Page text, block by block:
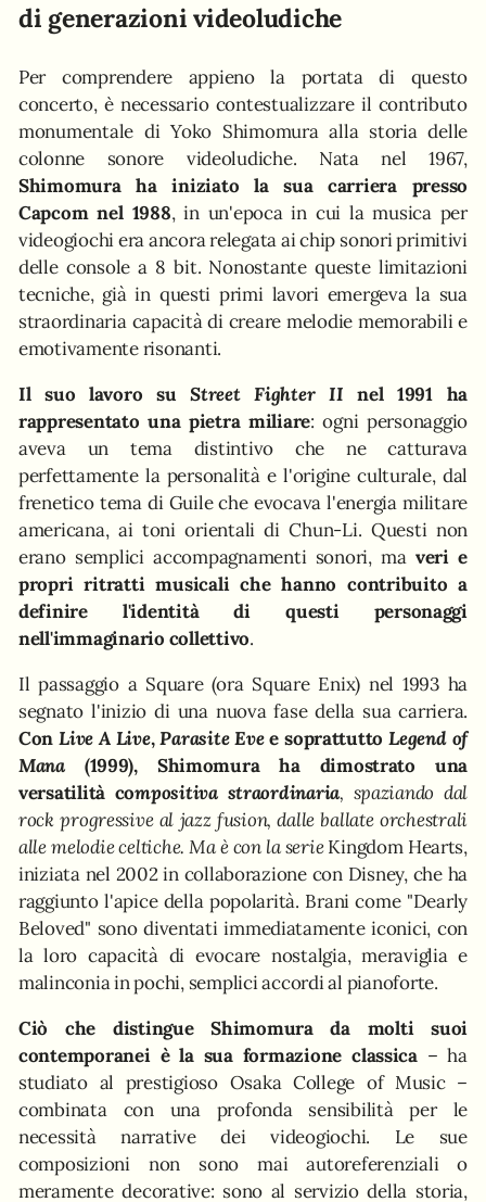
di generazioni videoludiche
Per comprendere appieno la portata di questo
concerto, è necessario contestualizzare il contributo
monumentale di Yoko Shimomura alla storia delle
colonne sonore videoludiche. Nata nel 1967,
Shimomura ha iniziato la sua carriera presso
Capcom nel 1988, in un'epoca in cui la musica per
videogiochi era ancora relegata ai chip sonori primitivi
delle console a 8 bit. Nonostante queste limitazioni
tecniche, già in questi primi lavori emergeva la sua
straordinaria capacità di creare melodie memorabili e
emotivamente risonanti.
Il suo lavoro suStreet Fighter II nel 1991 ha
rappresentato una pietra miliare: ogni personaggio
aveva un tema distintivo che ne catturava
perfettamente la personalità e l'origine culturale, dal
frenetico tema di Guile che evocava l'energia militare
americana, ai toni orientali di Chun-Li. Questi non
erano semplici accompagnamenti sonori, ma veri e
propri ritratti musicali che hanno contribuito a
definire l'identità di questi personaggi
nell'immaginario collettivo.
Il passaggio a Square (ora Square Enix) nel 1993 ha
segnato l'inizio di una nuova fase della sua carriera.
ConLive A Live,Parasite Evee soprattuttoLegend of
Mana(1999), Shimomura ha dimostrato una
versatilità compositiva straordinaria, spaziando dal
rock progressive al jazz fusion, dalle ballate orchestrali
alle melodie celtiche. Ma è con la serieKingdom Hearts,
iniziata nel 2002 in collaborazione con Disney, che ha
raggiunto l'apice della popolarità. Brani come "Dearly
Beloved" sono diventati immediatamente iconici, con
la loro capacità di evocare nostalgia, meraviglia e
malinconia in pochi, semplici accordi al pianoforte.
Ciò che distingue Shimomura da molti suoi
contemporanei è la sua formazione classica– ha
studiato al prestigioso Osaka College of Music –
combinata con una profonda sensibilità per le
necessità narrative dei videogiochi. Le sue
composizioni non sono mai autoreferenziali o
meramente decorative: sono al servizio della storia,